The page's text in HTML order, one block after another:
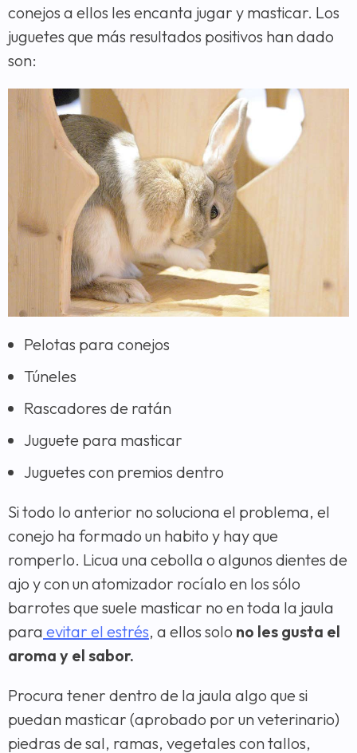
conejos a ellos les encanta jugar y masticar. Los
juguetes que más resultados positivos han dado
son:
Pelotas para conejos
Túneles
Rascadores de ratán
Juguete para masticar
Juguetes con premios dentro
Si todo lo anterior no soluciona el problema, el
conejo ha formado un habito y hay que
romperlo. Licua una cebolla o algunos dientes de
ajo y con un atomizador rocíalo en los sólo
barrotes que suele masticar no en toda la jaula
para evitar el estrés, a ellos solo no les gusta el
aroma y el sabor.
Procura tener dentro de la jaula algo que si
puedan masticar (aprobado por un veterinario)
piedras de sal, ramas, vegetales con tallos,